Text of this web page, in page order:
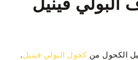
الكحول من كحول البولي فينيل.